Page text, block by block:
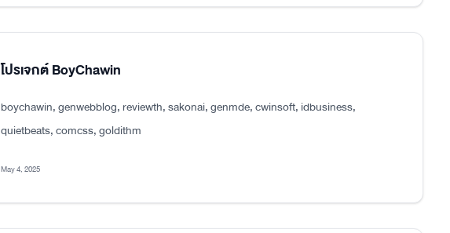
โปรเจกต์ BoyChawin
boychawin, genwebblog, reviewth, sakonai, genmde, cwinsoft, idbusiness,
quietbeats, comcss, goldithm
May 4, 2025